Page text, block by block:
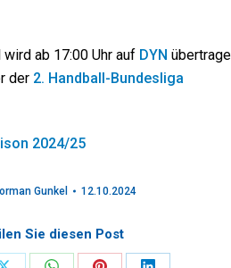
wird ab 17:00 Uhr auf DYN
der 2. Handball-Bundesliga
2024/25
Gunkel 12.10.2024
Sie diesen Post